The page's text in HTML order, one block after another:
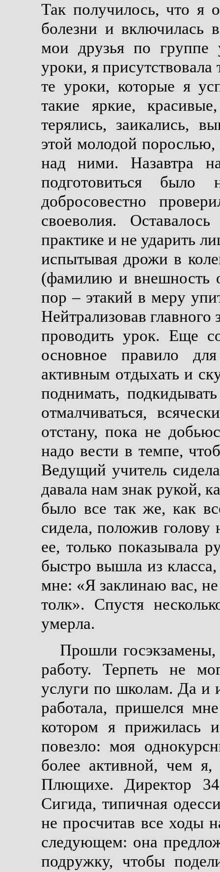
Так получилось, что я
болезни и включилась
мои друзья по группе
уроки, я
те уроки, которые я
такие яркие,
терялись, заикались,
этой молодой порослью,
над ними. Назавтра
подготовиться было
добросовестно
своеволия.
практике и не ударить
испытывая дрожи в
(фамилию и внешность
пор – этакий в меру
Нейтрализовав
проводить урок. Еще
основное правило
активным отдыхать и
поднимать,
отмалчиваться,
отстану, пока не
надо вести в темпе,
Ведущий учитель
давала нам знак рукой,
было все так же, как
сидела, положив голову
ее, только показывала
быстро вышла из класса,
мне: «Я заклинаю вас,
толк». Спустя
умерла.
Прошли
работу. Терпеть не
услуги по школам. Да и
работала, пришелся
котором я прижилась
повезло: моя
более активной, чем
Плющихе. Директор
Сигида, типичная
не просчитав все ходы
следующем: она
подружку, чтобы